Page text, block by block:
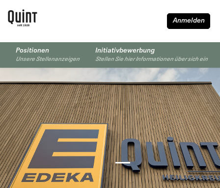
Anmelden
Positionen
Unsere Stellenanzeigen
Initiativbewerbung
Stellen Sie hier Informationen über sich ein